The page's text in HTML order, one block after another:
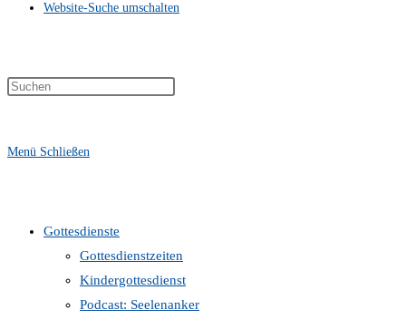
Website-Suche umschalten
Menü Schließen
Gottesdienste
Gottesdienstzeiten
Kindergottesdienst
Podcast: Seelenanker